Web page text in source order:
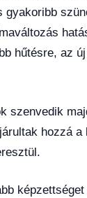
hűtésre, az
szenvedik
hozzá a